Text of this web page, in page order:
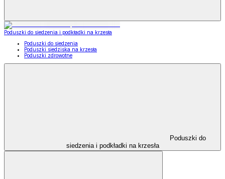
Poduszki do siedzenia i podkładki na krzesła
Poduszki do siedzenia
Poduszki siedziska na krzesła
Poduszki zdrowotne
Poduszki do
siedzenia i podkładki na krzesła